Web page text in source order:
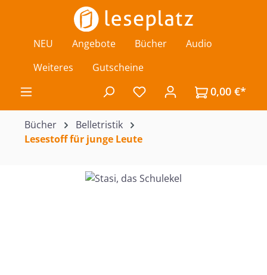
Zum Hauptinhalt springen
NEU Angebote Bücher
Audio
Weiteres
Gutscheine
Du hast 0 Produkte auf
0,00 €*
Bücher
Belletristik
Lesestoff für junge Leute
Bildergalerie überspringen